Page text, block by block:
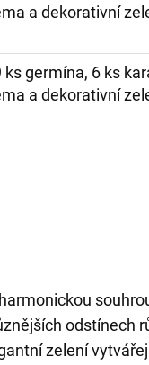
a dekorativní
ks germína, 6 ks
a dekorativní
odstínech
zelení